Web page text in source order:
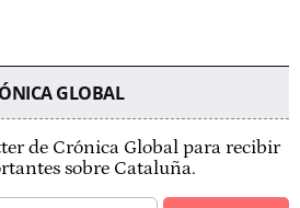
GLOBAL
de Crónica Global para recibir
sobre Cataluña.